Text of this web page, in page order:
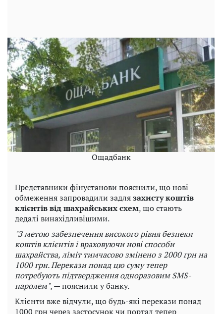
Ощадбанк
Представники фінустанови пояснили, що нові
обмеження запровадили задлязахисту коштів
клієнтів від шахрайських схем, що стають
дедалі винахідливішими.
"З метою забезпечення високого рівня безпеки
коштів клієнтів і враховуючи нові способи
шахрайства, ліміт тимчасово змінено з 2000 грн на
1000 грн. Перекази понад цю суму тепер
потребують підтвердження одноразовим SMS-
паролем", — пояснили у банку.
Клієнти вже відчули, що будь-які перекази понад
1000 грн через застосунок чи портал тепер